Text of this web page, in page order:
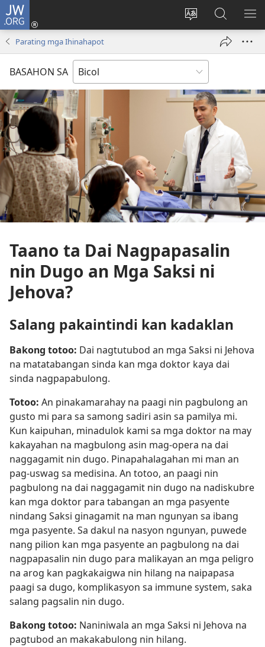
JW.ORG
Ribayan
lengguwahe
kan
Mag-
log
new
Hanapon
sa
JW.ORG
Parating mga Ihinahapot
BASAHON SA
Taano ta Dai Nagpapasalin
nin Dugo an Mga Saksi ni
Jehova?
Salang pakaintindi kan kadaklan
Bakong totoo: Dai nagtutubod an mga Saksi ni Jehova
na matatabangan sinda kan mga doktor kaya dai
sinda nagpapabulong.
Totoo: An pinakamarahay na paagi nin pagbulong an
gusto mi para sa samong sadiri asin sa pamilya mi.
Kun kaipuhan, minadulok kami sa mga doktor na may
kakayahan na magbulong asin mag-opera na dai
naggagamit nin dugo. Pinapahalagahan mi man an
pag-uswag sa medisina. An totoo, an paagi nin
pagbulong na dai naggagamit nin dugo na nadiskubre
kan mga doktor para tabangan an mga pasyente
nindang Saksi ginagamit na man ngunyan sa ibang
mga pasyente. Sa dakul na nasyon ngunyan, puwede
nang pilion kan mga pasyente an pagbulong na dai
nagpapasalin nin dugo para malikayan an mga peligro
na arog kan pagkakaigwa nin hilang na naipapasa
paagi sa dugo, komplikasyon sa immune system, saka
salang pagsalin nin dugo.
Bakong totoo: Naniniwala an mga Saksi ni Jehova na
pagtubod an makakabulong nin hilang.